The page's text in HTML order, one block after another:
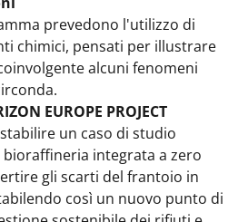
prevedono l'utilizzo di
chimici, pensati per illustrare
alcuni fenomeni
EUROPE PROJECT
stabilire un caso di studio
integrata a zero
gli scarti del frantoio in
così un nuovo punto di